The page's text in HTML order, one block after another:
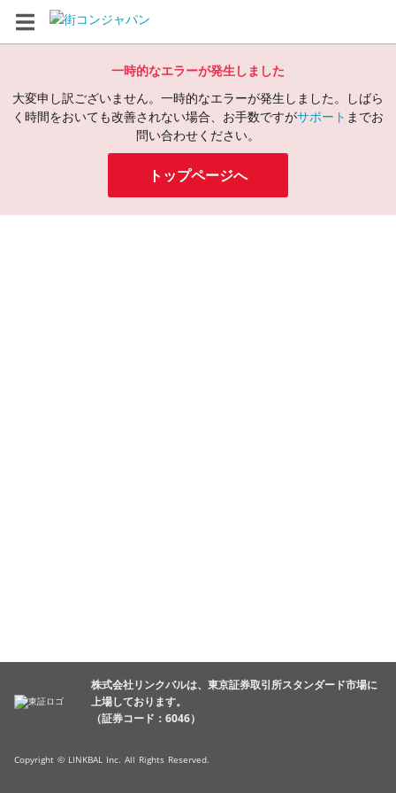
一時的なエラーが発生しました
大変申し訳ございません。一時的なエラーが発生しました。しばら
く時間をおいても改善されない場合、お手数ですがサポート までお
問い合わせください。
トップページへ
株式会社リンクバルは、東京証券取引所スタンダード市場に
上場しております。
（証券コード：6046）
Copyright © LINKBAL Inc. All Rights Reserved.